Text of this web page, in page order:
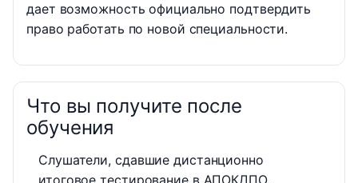
дает возможность официально подтвердить
право работать по новой специальности.
Что вы получите после
обучения
Слушатели, сдавшие дистанционно